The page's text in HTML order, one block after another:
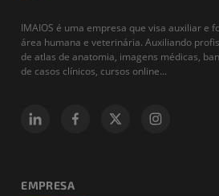
IMAIOS é uma empresa que visa auxiliar e
área humana e veterinária. Auxiliando
de atlas de anatomia, imagens médicas,
de casos clínicos, cursos online...
EMPRESA